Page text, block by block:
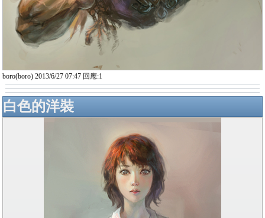
boro(boro) 2013/6/27 07:47 回應:1
白色的洋裝